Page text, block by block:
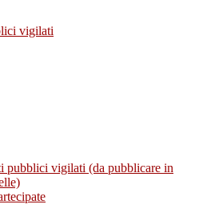
vigilati
pubblici vigilati (da pubblicare in